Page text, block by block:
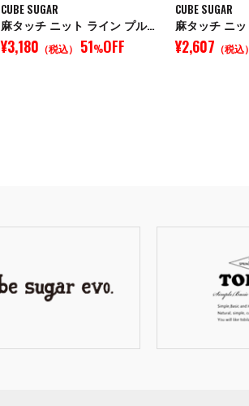
CUBE SUGAR
麻タッチ ニット ライン プルオーバー
¥3,180 （税込） 51%OFF
CUBE SUGAR
¥2,607 （税込）